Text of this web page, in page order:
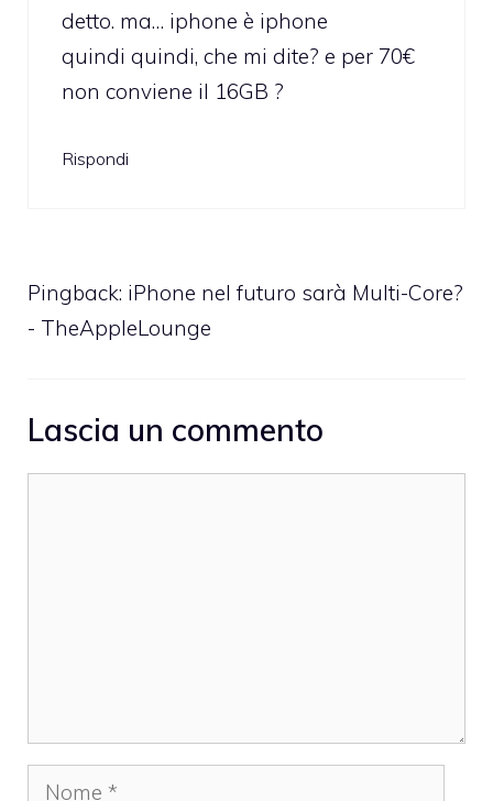
detto. ma… iphone è iphone
quindi quindi, che mi dite? e per 70€
non conviene il 16GB ?
Rispondi
Pingback: iPhone nel futuro sarà Multi-Core?
- TheAppleLounge
Lascia un commento
Nome